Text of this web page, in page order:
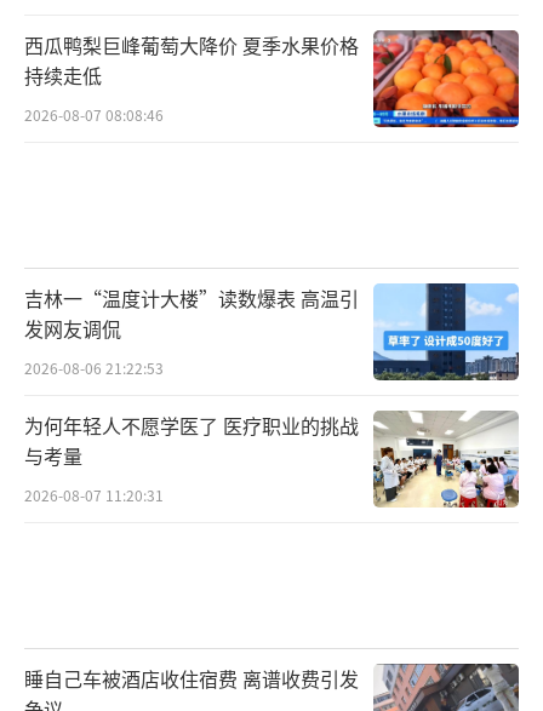
西瓜鸭梨巨峰葡萄大降价 夏季水果价格
持续走低
2026-08-07 08:08:46
吉林一“温度计大楼”读数爆表 高温引
发网友调侃
2026-08-06 21:22:53
为何年轻人不愿学医了 医疗职业的挑战
与考量
2026-08-07 11:20:31
睡自己车被酒店收住宿费 离谱收费引发